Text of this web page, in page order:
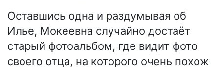
Оставшись одна и раздумывая об
Илье, Мокеевна случайно достаёт
старый фотоальбом, где видит фото
своего отца, на которого очень похож